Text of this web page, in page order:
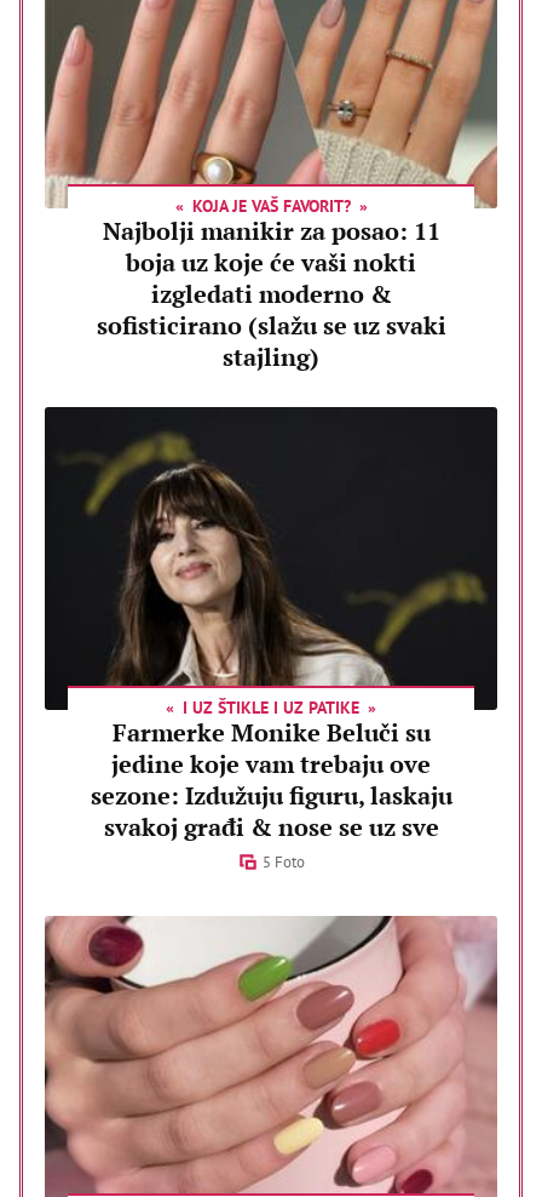
KOJA JE VAŠ FAVORIT?
Najbolji manikir za posao: 11
boja uz koje će vaši nokti
izgledati moderno &
sofisticirano (slažu se uz svaki
stajling)
I UZ ŠTIKLE I UZ PATIKE
Farmerke Monike Beluči su
jedine koje vam trebaju ove
sezone: Izdužuju figuru, laskaju
svakoj građi & nose se uz sve
5 Foto